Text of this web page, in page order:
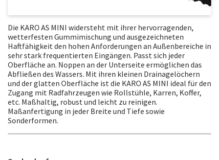
Die KARO AS MINI widersteht mit ihrer hervorragenden,
wetterfesten Gummimischung und ausgezeichneten
Haftfähigkeit den hohen Anforderungen an Außenbereiche in
sehr stark frequentierten Eingängen. Passt sich jeder
Oberfläche an. Noppen an der Unterseite ermöglichen das
Abfließen des Wassers. Mit ihren kleinen Drainagelöchern
und der glatten Oberfläche ist die KARO AS MINI ideal für den
Zugang mit Radfahrzeugen wie Rollstühle, Karren, Koffer,
etc. Maßhaltig, robust und leicht zu reinigen.
Maßanfertigung in jeder Breite und Tiefe sowie
Sonderformen.